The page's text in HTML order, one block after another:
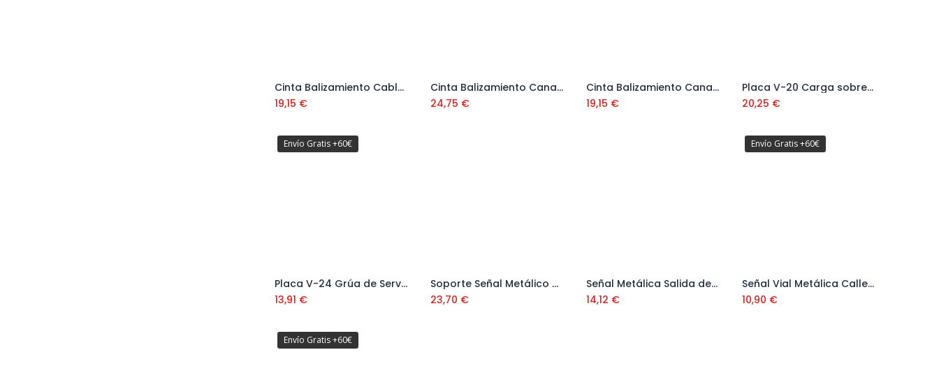
Añadir al carrito
Cinta Balizamiento Cables Eléctricos Ref: 1100 0313
19,15 €
Añadir al carrito
Cinta Balizamiento Canalización Agua Ref. 11000314
24,75 €
Añadir al carrito
Cinta Balizamiento Canalización Gas Ref: 1100 0312
19,15 €
Añadir al carrito
Placa V-20 Carga sobresaliente 500x500 Ref. 21201030
20,25 €
Envío Gratis +60€
Añadir al carrito
Placa V-24 Grúa de Servicio 220x340 Ref. 199020
13,91 €
Añadir al carrito
Soporte Señal Metálico pintado 130x60 cm Ref: V16000
23,70 €
Añadir al carrito
Señal Metálica Salida de Camiones
14,12 €
Envío Gratis +60€
Añadir al carrito
Señal Vial Metálica Calle Cortada por Obras 500x500 mm Ref. V10036
10,90 €
Envío Gratis +60€